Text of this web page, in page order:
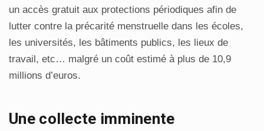
un accès gratuit aux protections périodiques afin de
lutter contre la précarité menstruelle dans les écoles,
les universités, les bâtiments publics, les lieux de
travail, etc… malgré un coût estimé à plus de 10,9
millions d’euros.
Une collecte imminente